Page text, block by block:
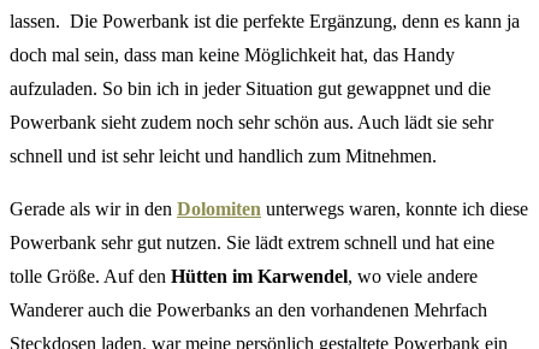
lassen. Die Powerbank ist die perfekte Ergänzung, denn es kann ja
doch mal sein, dass man keine Möglichkeit hat, das Handy
aufzuladen. So bin ich in jeder Situation gut gewappnet und die
Powerbank sieht zudem noch sehr schön aus. Auch lädt sie sehr
schnell und ist sehr leicht und handlich zum Mitnehmen.
Gerade als wir in den Dolomiten unterwegs waren, konnte ich diese
Powerbank sehr gut nutzen. Sie lädt extrem schnell und hat eine
tolle Größe. Auf den Hütten im Karwendel, wo viele andere
Wanderer auch die Powerbanks an den vorhandenen Mehrfach
Steckdosen laden, war meine persönlich gestaltete Powerbank ein